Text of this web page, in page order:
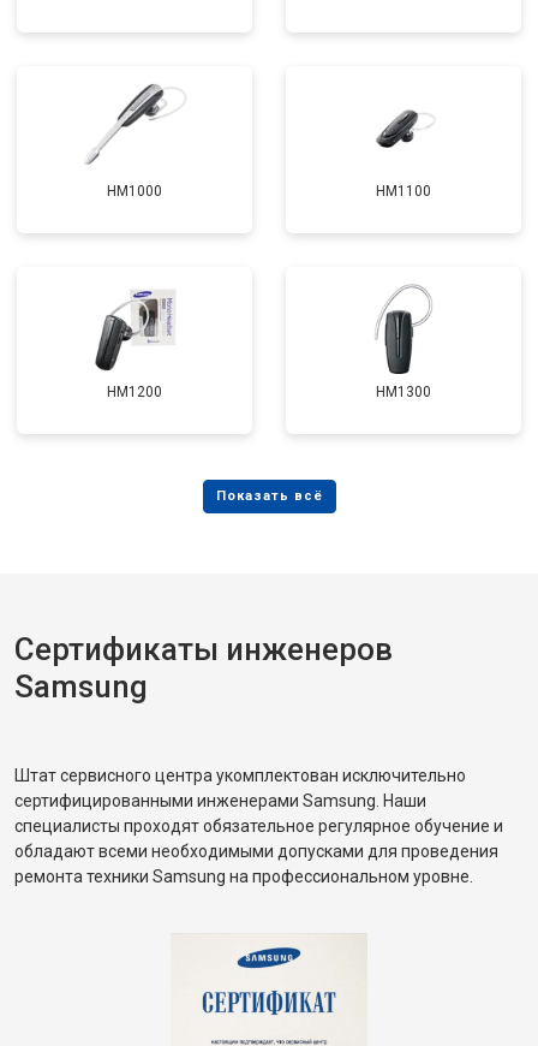
HM1000 HM1100
HM1200 HM1300
Сертификаты инженеров
Samsung
Штат сервисного центра укомплектован исключительно
сертифицированными инженерами Samsung. Наши
специалисты проходят обязательное регулярное обучение и
обладают всеми необходимыми допусками для проведения
ремонта техники Samsung на профессиональном уровне.